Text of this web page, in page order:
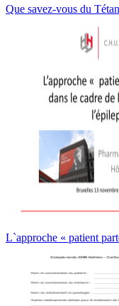
Que savez-vous du
L`approche « patient